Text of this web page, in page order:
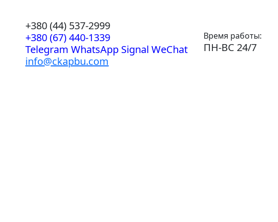
+380 (44) 537-2999
+380 (67) 440-1339
Telegram WhatsApp Signal WeChat
info@ckapbu.com
Время работы:
ПН-ВС 24/7